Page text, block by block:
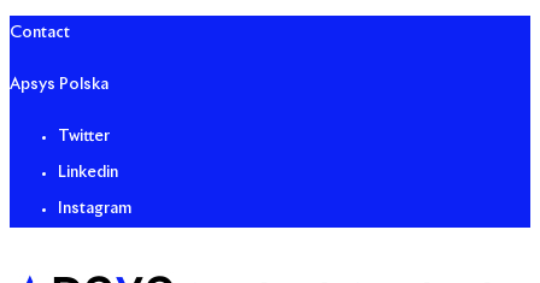
Contact
Apsys Polska
Twitter
Linkedin
Instagram